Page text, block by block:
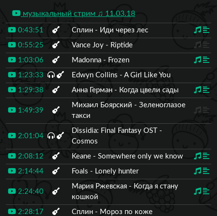
музыкальный стрим ♫ 11.03.18
0:43:51 Сплин - Иди через лес
0:55:25 Vance Joy - Riptide
1:03:06 Madonna - Frozen
1:23:33 Edwyn Collins - A Girl Like You
1:29:38 Анна Герман - Когда цвели сады
1:49:39
Михаил Боярский - Зеленоглазое
такси
2:01:04
Dissidia: Final Fantasy OST -
Cosmos
2:08:12 Keane - Somewhere only we know
2:14:44 Foals - Lonely hunter
2:24:40
Мария Ржевская - Когда я стану
кошкой
2:28:17 Сплин - Мороз по коже